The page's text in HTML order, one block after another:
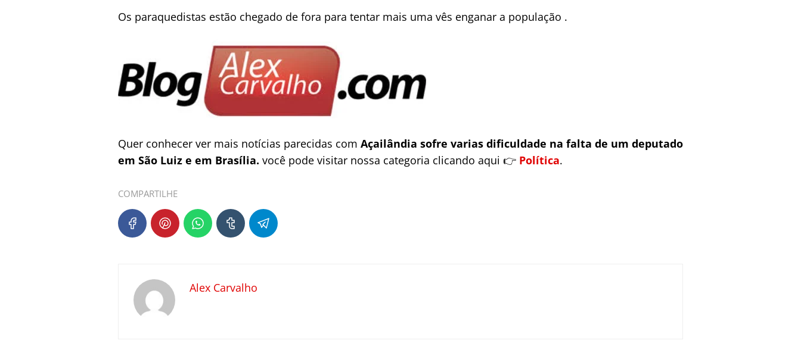
Os paraquedistas estão chegado de fora para tentar mais uma vês enganar a população .
Quer conhecer ver mais notícias parecidas com Açailândia sofre varias dificuldade na falta de um deputado
em São Luiz e em Brasília. você pode visitar nossa categoria clicando aqui 👉 Política.
COMPARTILHE
Alex Carvalho